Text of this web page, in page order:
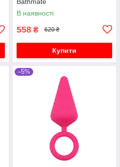
В наявності
558 ₴ 620 ₴
Купити
–5%